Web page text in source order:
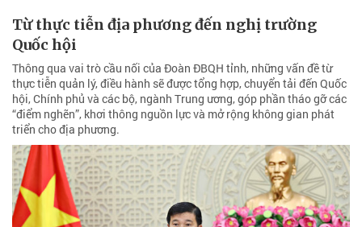
Từ thực tiễn địa phương đến nghị trường
Quốc hội
Thông qua vai trò cầu nối của Đoàn ĐBQH tỉnh, những vấn đề từ
thực tiễn quản lý, điều hành sẽ được tổng hợp, chuyển tải đến Quốc
hội, Chính phủ và các bộ, ngành Trung ương, góp phần tháo gỡ các
“điểm nghẽn”, khơi thông nguồn lực và mở rộng không gian phát
triển cho địa phương.